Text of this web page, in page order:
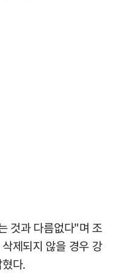
것과 다름없다"며 조
제되지 않을 경우 강
다.